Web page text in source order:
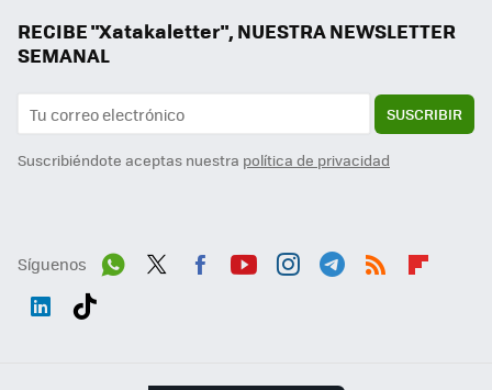
RECIBE "Xatakaletter", NUESTRA NEWSLETTER
SEMANAL
SUSCRIBIR
Suscribiéndote aceptas nuestra política de privacidad
Síguenos